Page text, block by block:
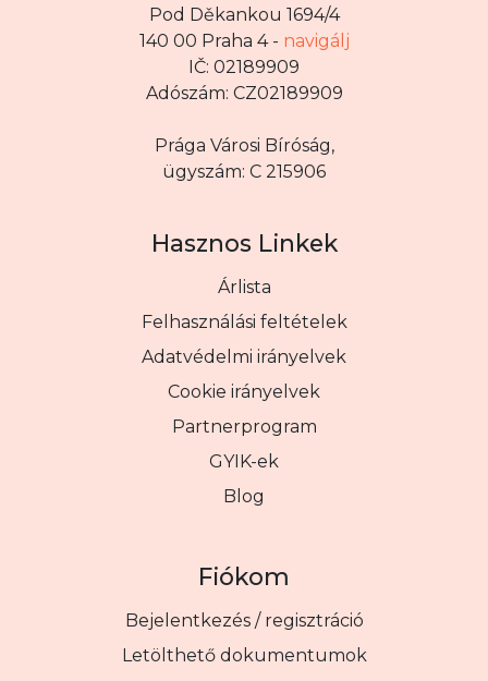
Pod Děkankou 1694/4
140 00 Praha 4 - navigálj
IČ: 02189909
Adószám: CZ02189909
Prága Városi Bíróság,
ügyszám: C 215906
Hasznos Linkek
Árlista
Felhasználási feltételek
Adatvédelmi irányelvek
Cookie irányelvek
Partnerprogram
GYIK-ek
Blog
Fiókom
Bejelentkezés / regisztráció
Letölthető dokumentumok